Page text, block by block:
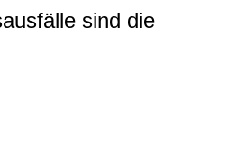
sind die